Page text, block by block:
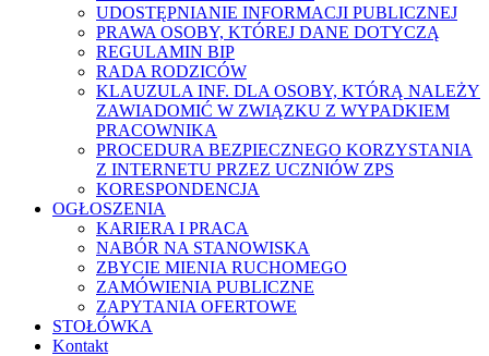
UDOSTĘPNIANIE INFORMACJI PUBLICZNEJ
PRAWA OSOBY, KTÓREJ DANE DOTYCZĄ
REGULAMIN BIP
RADA RODZICÓW
KLAUZULA INF. DLA OSOBY, KTÓRĄ NALEŻY
ZAWIADOMIĆ W ZWIĄZKU Z WYPADKIEM
PRACOWNIKA
PROCEDURA BEZPIECZNEGO KORZYSTANIA
Z INTERNETU PRZEZ UCZNIÓW ZPS
KORESPONDENCJA
OGŁOSZENIA
KARIERA I PRACA
NABÓR NA STANOWISKA
ZBYCIE MIENIA RUCHOMEGO
ZAMÓWIENIA PUBLICZNE
ZAPYTANIA OFERTOWE
STOŁÓWKA
Kontakt